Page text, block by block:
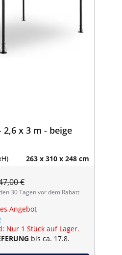
x 3 m - beige
263 x 310 x 248 cm
€
30 Tagen vor dem Rabatt
Angebot
Nur 1 Stück auf Lager.
bis ca. 17.8.